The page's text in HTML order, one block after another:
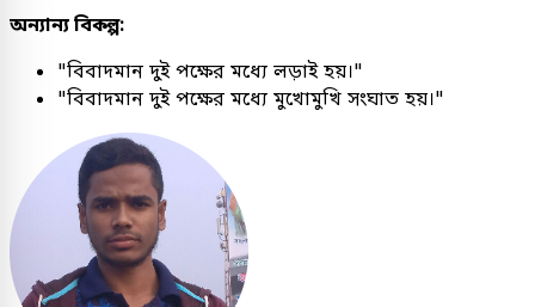
অন্যান্য বিকল্প:
"বিবাদমান দুই পক্ষের মধ্যে লড়াই হয়।"
"বিবাদমান দুই পক্ষের মধ্যে মুখোমুখি সংঘাত হয়।"